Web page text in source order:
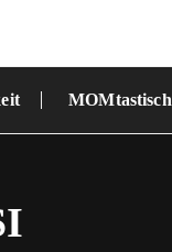
MOMtastisch